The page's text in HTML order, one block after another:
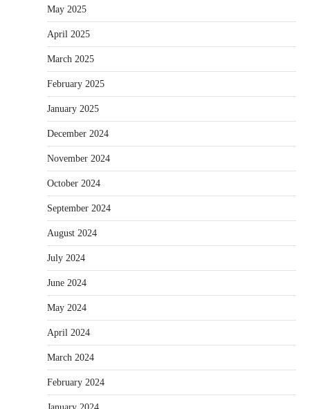
May 2025
April 2025
March 2025
February 2025
January 2025
December 2024
November 2024
October 2024
September 2024
August 2024
July 2024
June 2024
May 2024
April 2024
March 2024
February 2024